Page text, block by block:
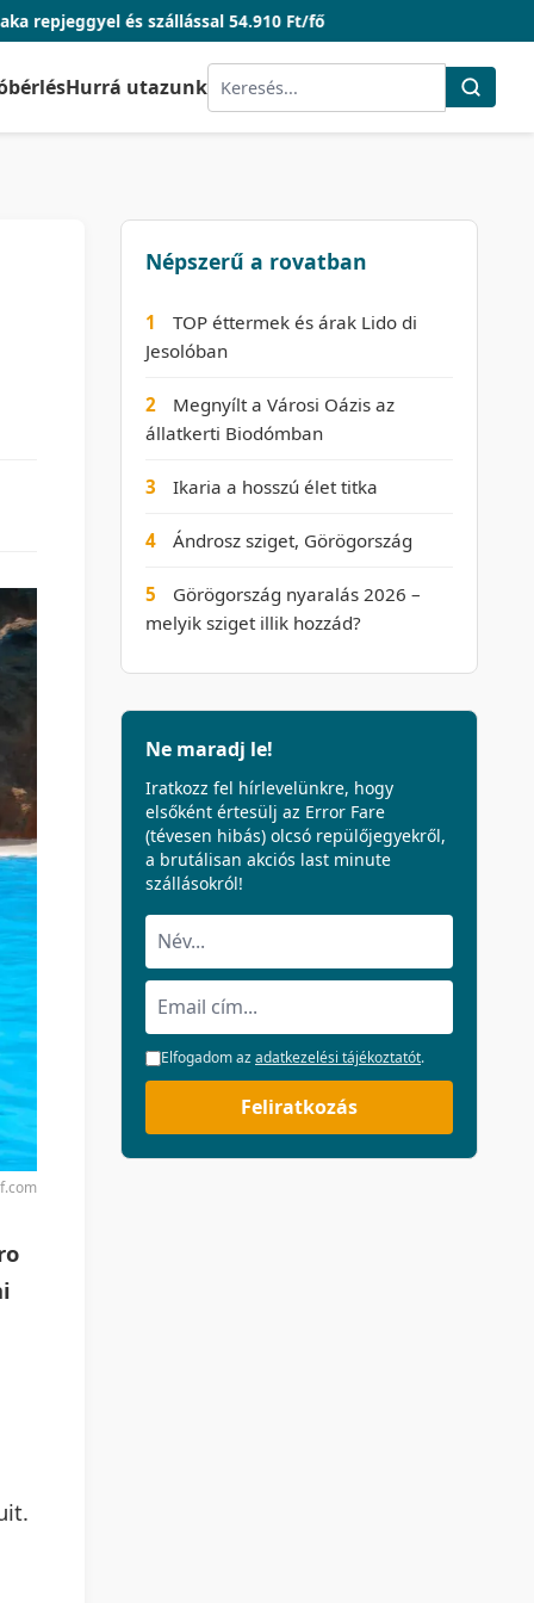
szállással 54.910 Ft/fő
Hurrá utazunk
Népszerű a rovatban
1
TOP éttermek és árak Lido di
Jesolóban
2
Megnyílt a Városi Oázis az
állatkerti Biodómban
3 Ikaria a hosszú élet titka
4 Ándrosz sziget, Görögország
5
Görögország nyaralás 2026 –
melyik sziget illik hozzád?
Ne maradj le!
Iratkozz fel hírlevelünkre, hogy
elsőként értesülj az Error Fare
(tévesen hibás) olcsó repülőjegyekről,
a brutálisan akciós last minute
szállásokról!
Elfogadom azadatkezelési tájékoztatót.
Feliratkozás